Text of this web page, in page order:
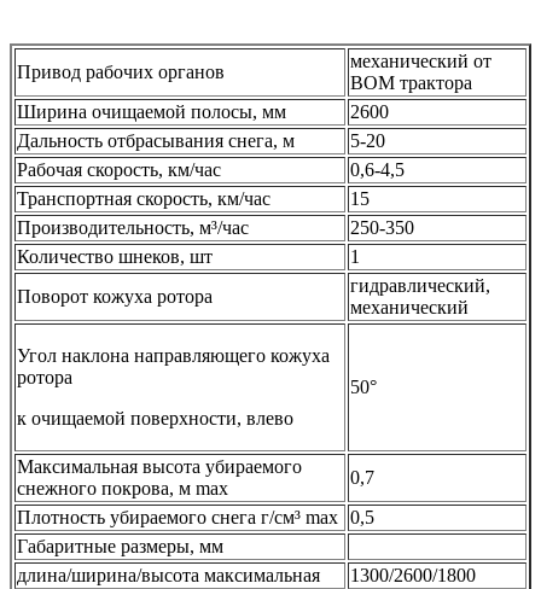
Привод рабочих органов
механический от
ВОМ трактора
Ширина очищаемой полосы, мм
2600
Дальность отбрасывания снега, м
5-20
Рабочая скорость, км/час
0,6-4,5
Транспортная скорость, км/час
15
Производительность, м³/час
250-350
Количество шнеков, шт
1
Поворот кожуха ротора
гидравлический,
механический
Угол наклона направляющего кожуха
ротора
к очищаемой поверхности, влево
50°
Максимальная высота убираемого
снежного покрова, м max
0,7
Плотность убираемого снега г/см³ max 0,5
Габаритные размеры, мм
длина/ширина/высота максимальная
1300/2600/1800